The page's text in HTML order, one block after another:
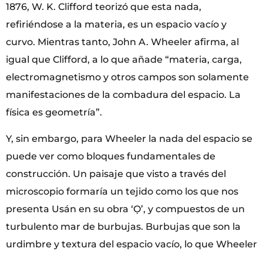
1876, W. K. Clifford teorizó que esta nada,
refiriéndose a la materia, es un espacio vacío y
curvo. Mientras tanto, John A. Wheeler afirma, al
igual que Clifford, a lo que añade “materia, carga,
electromagnetismo y otros campos son solamente
manifestaciones de la combadura del espacio. La
física es geometría”.
Y, sin embargo, para Wheeler la nada del espacio se
puede ver como bloques fundamentales de
construcción. Un paisaje que visto a través del
microscopio formaría un tejido como los que nos
presenta Usán en su obra ‘Ọ’, y compuestos de un
turbulento mar de burbujas. Burbujas que son la
urdimbre y textura del espacio vacío, lo que Wheeler